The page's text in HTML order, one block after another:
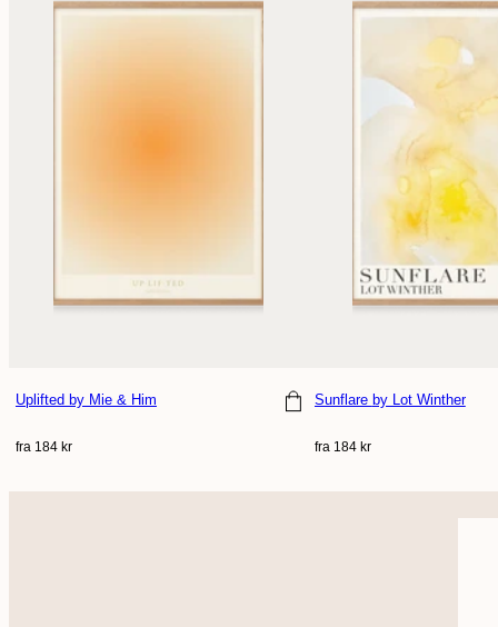
Vælg størrelse
Uplifted by Mie & Him
Normal
fra 184 kr
Vælg størrelse
Sunflare by Lot Winther
Normal
fra 184 kr